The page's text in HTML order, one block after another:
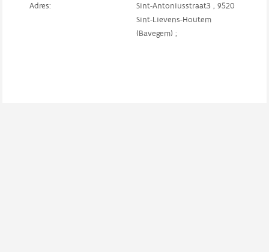
Adres:
Sint-Antoniusstraat3 , 9520
Sint-Lievens-Houtem
(Bavegem) ;